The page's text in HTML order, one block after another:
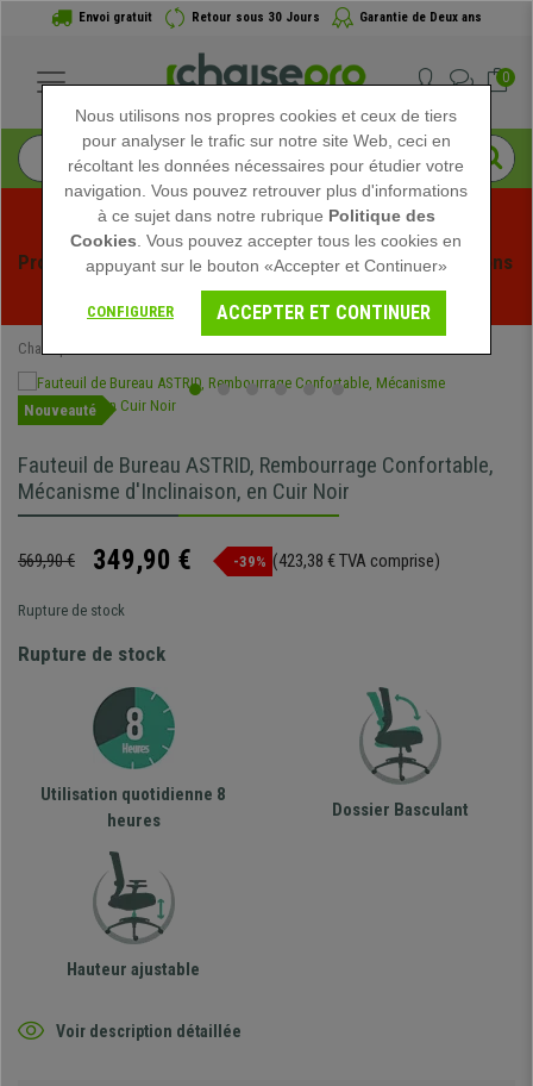
Envoi gratuit Retour sous 30 Jours Garantie de Deux ans
0
Profitez des soldes d'été chez Chaisepro ! Des réductions
exclusives pour une durée limitée - Voir l'offre
Chaisepro
Nouveauté
Fauteuil de Bureau ASTRID, Rembourrage Confortable,
Mécanisme d'Inclinaison, en Cuir Noir
569,90 € 349,90 € -39% (423,38 € TVA comprise)
Rupture de stock
Rupture de stock
Utilisation quotidienne 8
heures
Dossier Basculant
Hauteur ajustable
Voir description détaillée
Nous utilisons nos propres cookies et ceux de tiers
pour analyser le trafic sur notre site Web, ceci en
récoltant les données nécessaires pour étudier votre
navigation. Vous pouvez retrouver plus d'informations
à ce sujet dans notre rubrique Politique des
Cookies . Vous pouvez accepter tous les cookies en
appuyant sur le bouton «Accepter et Continuer»
CONFIGURER ACCEPTER ET CONTINUER